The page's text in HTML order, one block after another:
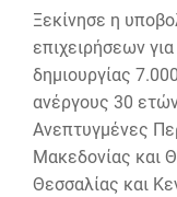
Ξεκίνησε η
επιχειρήσεων
δημιουργίας
ανέργους 30
Ανεπτυγμένες
Μακεδονίας και
Θεσσαλίας και